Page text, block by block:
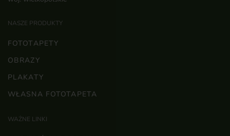
NASZE PRODUKTY
FOTOTAPETY
OBRAZY
PLAKATY
WŁASNA FOTOTAPETA
WAŻNE LINKI